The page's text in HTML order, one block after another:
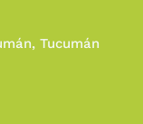
Tucumán